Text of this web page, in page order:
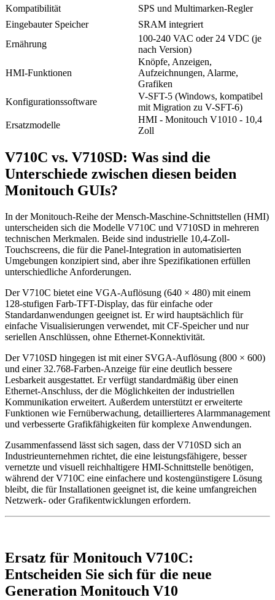
Kompatibilität
SPS und Multimarken-Regler
Eingebauter Speicher
SRAM integriert
Ernährung
100-240 VAC oder 24 VDC (je
nach Version)
HMI-Funktionen
Knöpfe, Anzeigen,
Aufzeichnungen, Alarme,
Grafiken
Konfigurationssoftware
V-SFT-5 (Windows, kompatibel
mit Migration zu V-SFT-6)
Ersatzmodelle
HMI - Monitouch V1010 - 10,4
Zoll
V710C vs. V710SD: Was sind die
Unterschiede zwischen diesen beiden
Monitouch GUIs?
In der Monitouch-Reihe der Mensch-Maschine-Schnittstellen (HMI)
unterscheiden sich die Modelle V710C und V710SD in mehreren
technischen Merkmalen. Beide sind industrielle 10,4-Zoll-
Touchscreens, die für die Panel-Integration in automatisierten
Umgebungen konzipiert sind, aber ihre Spezifikationen erfüllen
unterschiedliche Anforderungen.
Der V710C bietet eine VGA-Auflösung (640 × 480) mit einem
128-stufigen Farb-TFT-Display, das für einfache oder
Standardanwendungen geeignet ist. Er wird hauptsächlich für
einfache Visualisierungen verwendet, mit CF-Speicher und nur
seriellen Anschlüssen, ohne Ethernet-Konnektivität.
Der V710SD hingegen ist mit einer SVGA-Auflösung (800 × 600)
und einer 32.768-Farben-Anzeige für eine deutlich bessere
Lesbarkeit ausgestattet. Er verfügt standardmäßig über einen
Ethernet-Anschluss, der die Möglichkeiten der industriellen
Kommunikation erweitert. Außerdem unterstützt er erweiterte
Funktionen wie Fernüberwachung, detaillierteres Alarmmanagement
und verbesserte Grafikfähigkeiten für komplexe Anwendungen.
Zusammenfassend lässt sich sagen, dass der V710SD sich an
Industrieunternehmen richtet, die eine leistungsfähigere, besser
vernetzte und visuell reichhaltigere HMI-Schnittstelle benötigen,
während der V710C eine einfachere und kostengünstigere Lösung
bleibt, die für Installationen geeignet ist, die keine umfangreichen
Netzwerk- oder Grafikentwicklungen erfordern.
Ersatz für Monitouch V710C:
Entscheiden Sie sich für die neue
Generation Monitouch V10